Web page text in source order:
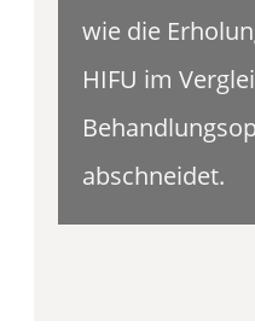
wie die
HIFU im
abschneidet.